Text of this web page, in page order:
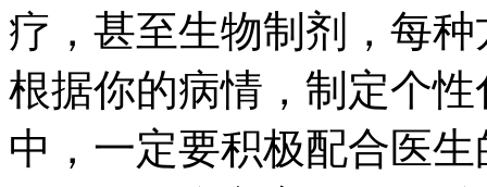
疗，甚至生物制剂，每
根据你的病情，制定个
中，一定要积极配合医